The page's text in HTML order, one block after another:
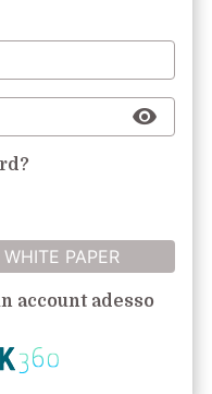
PAPER
account adesso